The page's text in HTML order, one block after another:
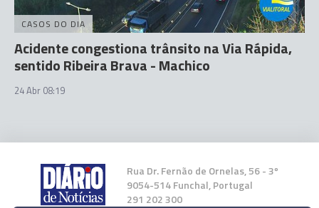
CASOS DO DIA
Acidente congestiona trânsito na Via Rápida,
sentido Ribeira Brava - Machico
24 Abr 08:19
Rua Dr. Fernão de Ornelas, 56 - 3º
9054-514 Funchal, Portugal
291 202 300